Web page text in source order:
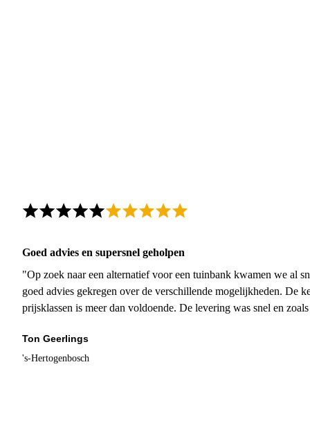
Goed advies en supersnel geholpen
"Op zoek naar een alternatief voor een tuinbank kwamen we al
goed advies gekregen over de verschillende mogelijkheden. De
prijsklassen is meer dan voldoende. De levering was snel en
Ton Geerlings
's-Hertogenbosch